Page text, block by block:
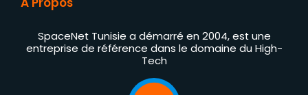
SpaceNet Tunisie a démarré en 2004, est une
entreprise de référence dans le domaine du High-
Tech